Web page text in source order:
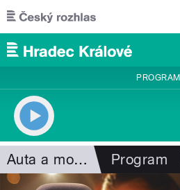
Přejít k hlavnímu obsahu
PROGRAM
Auta a motorismus Program